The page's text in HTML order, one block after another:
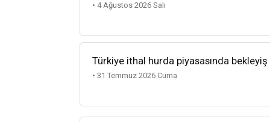
• 4 Ağustos 2026 Salı
Türkiye ithal hurda piyasasında
• 31 Temmuz 2026 Cuma